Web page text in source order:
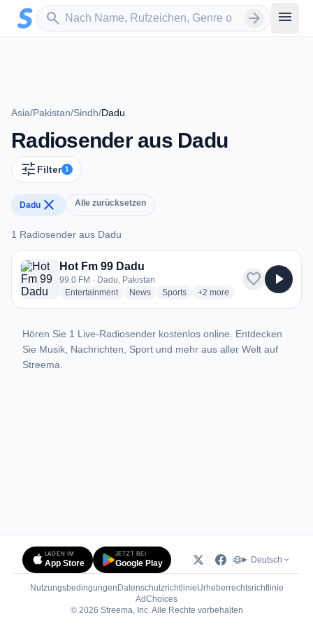
Zum Hauptinhalt springen
search
Sender suchen arrow_forward menu
Asia/Pakistan/Sindh/Dadu
Radiosender aus Dadu
tune Filter 1
Dadu close Alle zurücksetzen
1 Radiosender aus Dadu
1 Radiosender aus Dadu
Hot Fm 99 Dadu
99.0 FM · Dadu, Pakistan
Entertainmentradio stations
Newsradio stations
Sportsradio stations
+2 more genres for Hot Fm 99
more
favorite play_arrow
Hören Sie 1 Live-Radiosender kostenlos online. Entdecken
Sie Musik, Nachrichten, Sport und mehr aus aller Welt auf
Streema.
LADEN IM
App Store
JETZT BEI
Google Play Deutsch
Nutzungsbedingungen DatenschutzrichtlinieUrheberrechtsrichtlinie
AdChoices(öffnet in neuem Tab)
© 2026 Streema, Inc. Alle Rechte vorbehalten